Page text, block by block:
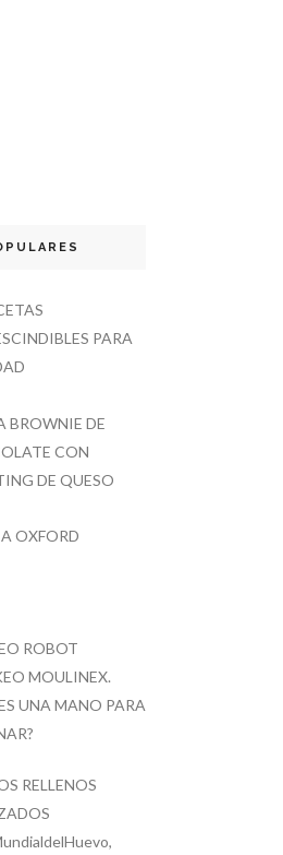
PARA
BROWNIE DE
CON
DE QUESO
OXFORD
ROBOT
MOULINEX.
UNA MANO PARA
RELLENOS